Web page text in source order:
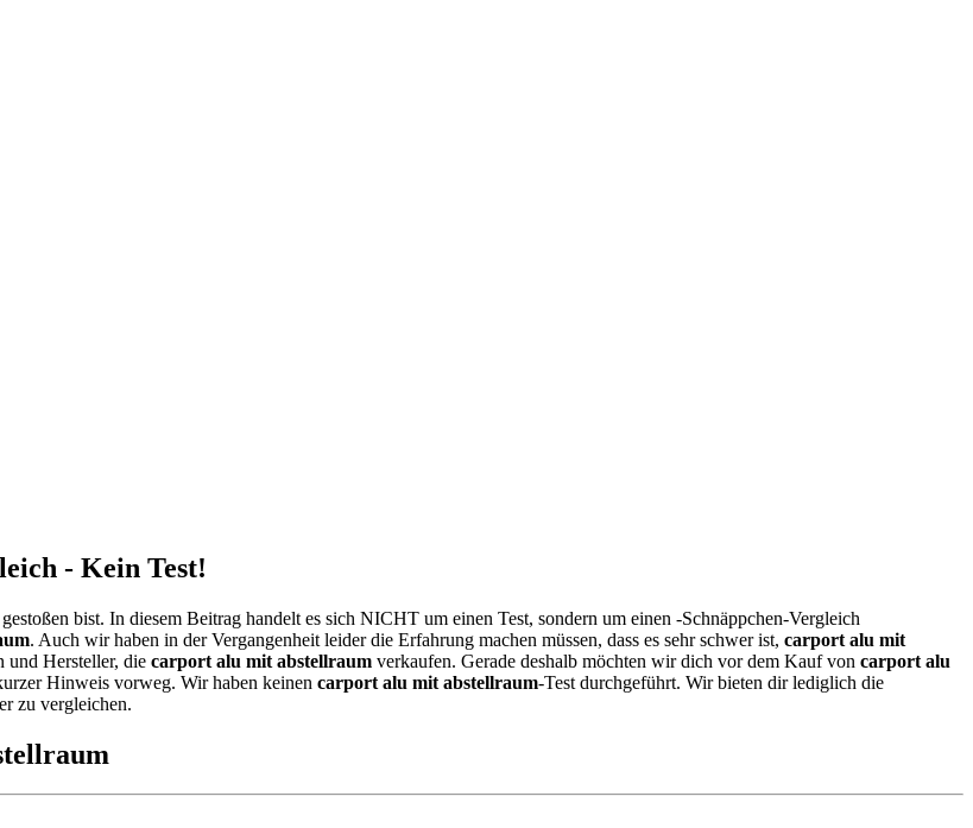
- Kein Test!
bist. In diesem Beitrag handelt es sich NICHT um einen Test, sondern um einen -Schnäppchen-Vergleich
. Auch wir haben in der Vergangenheit leider die Erfahrung machen müssen, dass es sehr schwer ist, carport alu mit
und Hersteller, die carport alu mit abstellraum verkaufen. Gerade deshalb möchten wir dich vor dem Kauf von carport alu
Hinweis vorweg. Wir haben keinen carport alu mit abstellraum-Test durchgeführt. Wir bieten dir lediglich die
zu vergleichen.